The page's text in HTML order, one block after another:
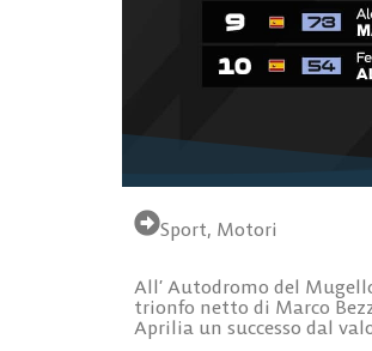
Sport, Motori
All’ Autodromo del
trionfo netto di Marco
Aprilia un successo dal